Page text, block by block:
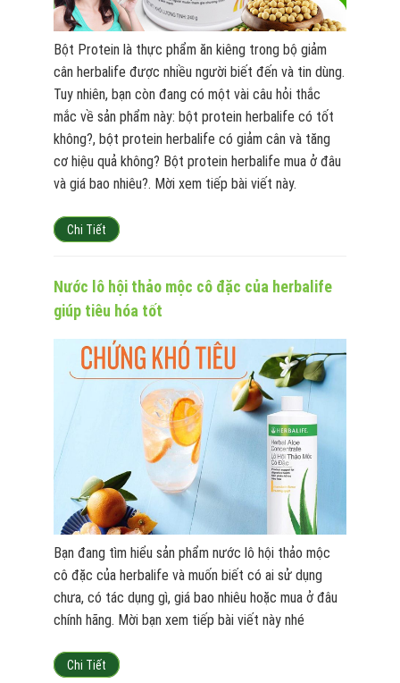
Bột Protein là thực phẩm ăn kiêng trong bộ giảm
cân herbalife được nhiều người biết đến và tin dùng.
Tuy nhiên, bạn còn đang có một vài câu hỏi thắc
mắc về sản phẩm này: bột protein herbalife có tốt
không?, bột protein herbalife có giảm cân và tăng
cơ hiệu quả không? Bột protein herbalife mua ở đâu
và giá bao nhiêu?. Mời xem tiếp bài viết này.
Chi Tiết
Nước lô hội thảo mộc cô đặc của herbalife
giúp tiêu hóa tốt
Bạn đang tìm hiểu sản phẩm nước lô hội thảo mộc
cô đặc của herbalife và muốn biết có ai sử dụng
chưa, có tác dụng gì, giá bao nhiêu hoặc mua ở đâu
chính hãng. Mời bạn xem tiếp bài viết này nhé
Chi Tiết